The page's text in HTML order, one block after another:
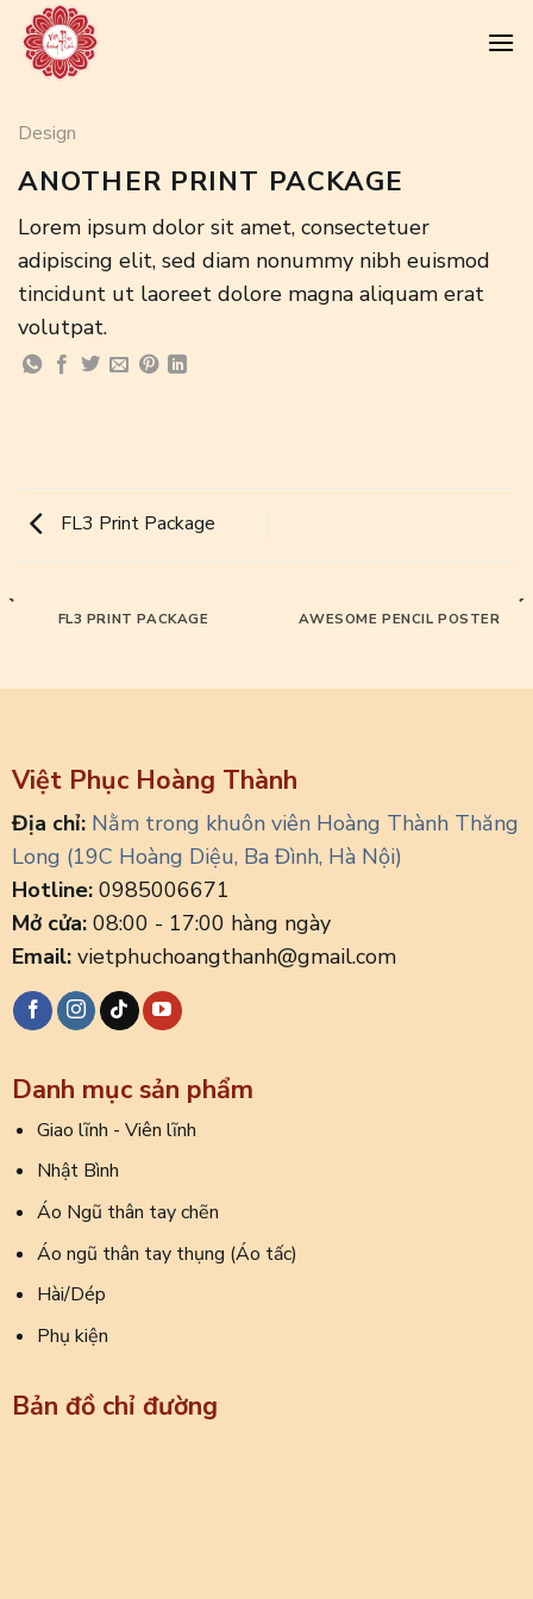
Skip
content
Design
ANOTHER PRINT PACKAGE
Lorem ipsum dolor sit amet, consectetuer
adipiscing elit, sed diam nonummy nibh euismod
tincidunt ut laoreet dolore magna aliquam erat
volutpat.
FL3 Print Package
FL3 PRINT PACKAGE AWESOME PENCIL POSTER
Việt Phục Hoàng Thành
Địa chỉ: Nằm trong khuôn viên Hoàng Thành Thăng
Long (19C Hoàng Diệu, Ba Đình, Hà Nội)
Hotline:0985006671
Mở cửa:08:00 - 17:00 hàng ngày
Email:vietphuchoangthanh@gmail.com
Danh mục sản phẩm
Giao lĩnh - Viên lĩnh
Nhật Bình
Áo Ngũ thân tay chẽn
Áo ngũ thân tay thụng (Áo tấc)
Hài/Dép
Phụ kiện
Bản đồ chỉ đường